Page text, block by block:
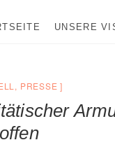
UNSERE
, PRESSE